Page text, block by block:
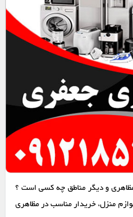
مظاهری و دیگر مناطق چه کسی است ؟
منزل، خریدار مناسب در مظاهری